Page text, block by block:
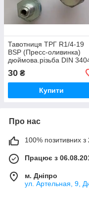
Тавотниця ТРГ R1/4-19
BSP (Пресс-оливинка)
дюймова.різьба DIN
S=17
30 ₴
Купити
Про нас
100% позитивних з
Працює з
м. Дніпро
ул. Артельная, 9,